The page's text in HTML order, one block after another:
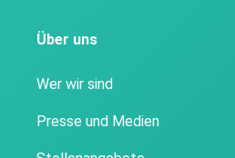
Über uns
Wer wir sind
Presse und Medien